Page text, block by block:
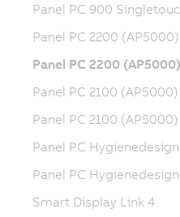
Panel PC 900
Panel PC 2200
Panel PC 2200
Panel PC 2100
Panel PC 2100
Panel PC
Panel PC
Smart Display Link 4